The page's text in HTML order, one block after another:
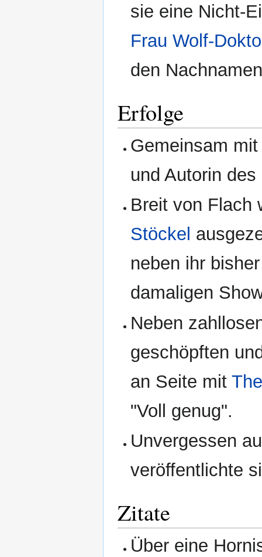
sie eine Nicht-
Frau Wolf-
den
Erfolge
Gemeinsam
und Autorin des
Breit von Flach
Stöckel
neben ihr
damaligen
Neben
geschöpften
an Seite mit
"Voll genug".
Unvergessen
veröffentlichte
Zitate
Über eine